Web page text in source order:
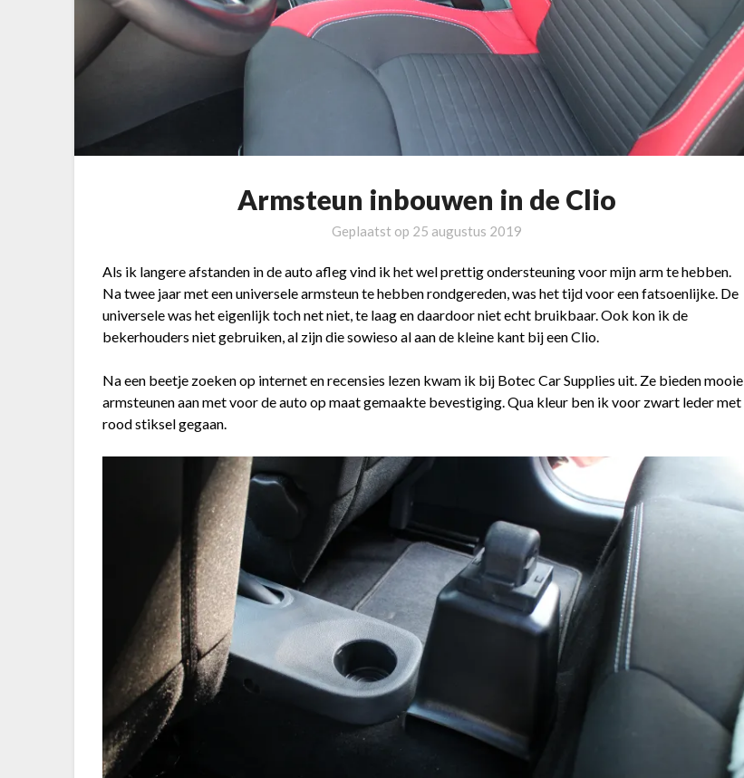
Armsteun inbouwen in de Clio
Geplaatst op 25 augustus 2019
Als ik langere afstanden in de auto afleg vind ik het wel prettig ondersteuning voor mijn arm te hebben.
Na twee jaar met een universele armsteun te hebben rondgereden, was het tijd voor een fatsoenlijke. De
universele was het eigenlijk toch net niet, te laag en daardoor niet echt bruikbaar. Ook kon ik de
bekerhouders niet gebruiken, al zijn die sowieso al aan de kleine kant bij een Clio.
Na een beetje zoeken op internet en recensies lezen kwam ik bij Botec Car Supplies uit. Ze bieden mooie
armsteunen aan met voor de auto op maat gemaakte bevestiging. Qua kleur ben ik voor zwart leder met
rood stiksel gegaan.